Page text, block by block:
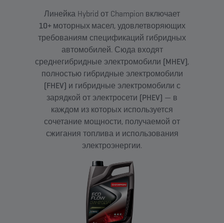
Линейка Hybrid от Champion включает
10+ моторных масел, удовлетворяющих
требованиям спецификаций гибридных
автомобилей. Сюда входят
среднегибридные электромобили (MHEV),
полностью гибридные электромобили
(FHEV) и гибридные электромобили с
зарядкой от электросети (PHEV) — в
каждом из которых используется
сочетание мощности, получаемой от
сжигания топлива и использования
электроэнергии.